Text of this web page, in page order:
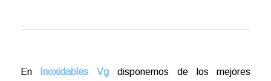
En Inoxidables Vgdisponemos de los mejores